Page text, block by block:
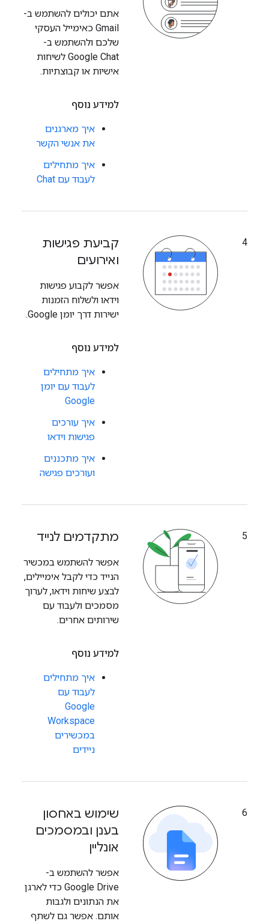
אתם יכולים להשתמש ב-
Gmail כאימייל העסקי
שלכם ולהשתמש ב-
Google Chat לשיחות
אישיות או קבוצתיות.
למידע נוסף
איך מארגנים
את אנשי הקשר
איך מתחילים
לעבוד עם Chat
4
קביעת פגישות
ואירועים
אפשר לקבוע פגישות
וידאו ולשלוח הזמנות
ישירות דרך יומן Google.
למידע נוסף
איך מתחילים
לעבוד עם יומן
Google
איך עורכים
פגישות וידאו
איך מתכננים
ועורכים פגישה
5 מתקדמים לנייד
אפשר להשתמש במכשיר
הנייד כדי לקבל אימיילים,
לבצע שיחות וידאו, לערוך
מסמכים ולעבוד עם
שירותים אחרים.
למידע נוסף
איך מתחילים
לעבוד עם
Google
Workspace
במכשירים
ניידים
6
שימוש באחסון
בענן ובמסמכים
אונליין
אפשר להשתמש ב-
Google Drive כדי לארגן
את הנתונים ולגבות
אותם. אפשר גם לשתף